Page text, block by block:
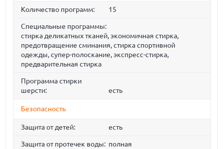
Количество программ: 15
Специальные программы:
стирка деликатных тканей, экономичная стирка,
предотвращение сминания, стирка спортивной
одежды, супер-полоскание, экспресс-стирка,
предварительная стирка
Программа стирки
шерсти:
есть
Безопасность
Защита от детей: есть
Защита от протечек воды: полная